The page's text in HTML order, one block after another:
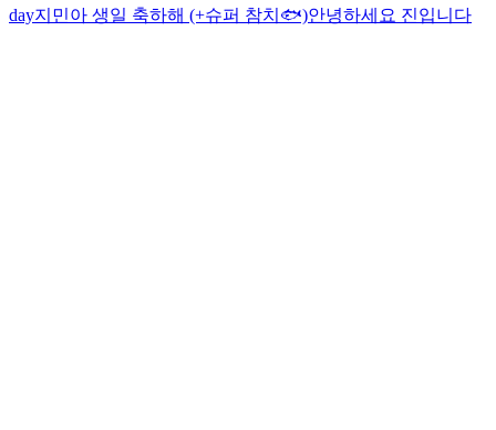
day지민아 생일 축하해 (+슈퍼 참치🐟)안녕하세요 진입니다